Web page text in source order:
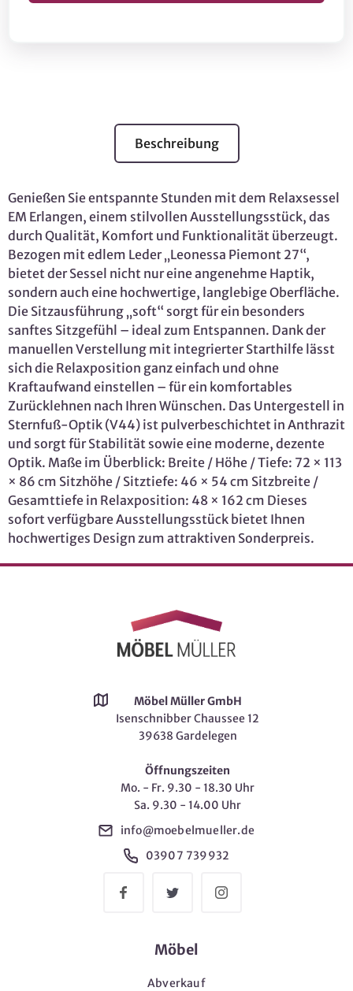
Beschreibung
Genießen Sie entspannte Stunden mit dem Relaxsessel
EM Erlangen, einem stilvollen Ausstellungsstück, das
durch Qualität, Komfort und Funktionalität überzeugt.
Bezogen mit edlem Leder „Leonessa Piemont 27“,
bietet der Sessel nicht nur eine angenehme Haptik,
sondern auch eine hochwertige, langlebige Oberfläche.
Die Sitzausführung „soft“ sorgt für ein besonders
sanftes Sitzgefühl – ideal zum Entspannen. Dank der
manuellen Verstellung mit integrierter Starthilfe lässt
sich die Relaxposition ganz einfach und ohne
Kraftaufwand einstellen – für ein komfortables
Zurücklehnen nach Ihren Wünschen. Das Untergestell in
Sternfuß-Optik (V44) ist pulverbeschichtet in Anthrazit
und sorgt für Stabilität sowie eine moderne, dezente
Optik. Maße im Überblick: Breite / Höhe / Tiefe: 72 × 113
× 86 cm Sitzhöhe / Sitztiefe: 46 × 54 cm Sitzbreite /
Gesamttiefe in Relaxposition: 48 × 162 cm Dieses
sofort verfügbare Ausstellungsstück bietet Ihnen
hochwertiges Design zum attraktiven Sonderpreis.
Möbel Müller GmbH
Isenschnibber Chaussee 12
39638 Gardelegen
Öffnungszeiten
Mo. - Fr. 9.30 - 18.30 Uhr
Sa. 9.30 - 14.00 Uhr
info@moebelmueller.de
03907 739932
Möbel
Abverkauf